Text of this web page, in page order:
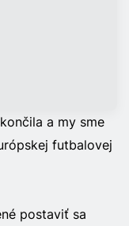
a my sme
futbalovej
postaviť sa